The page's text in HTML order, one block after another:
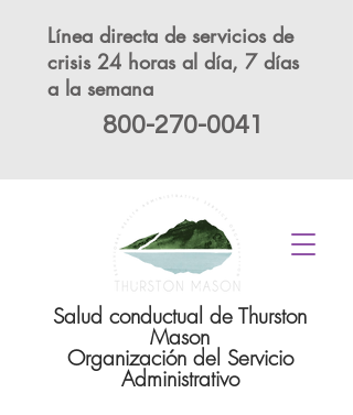
Línea directa de servicios de
crisis 24 horas al día, 7 días
a la semana
800-270-0041
Salud conductual de Thurston
Mason
Organización del Servicio
Administrativo